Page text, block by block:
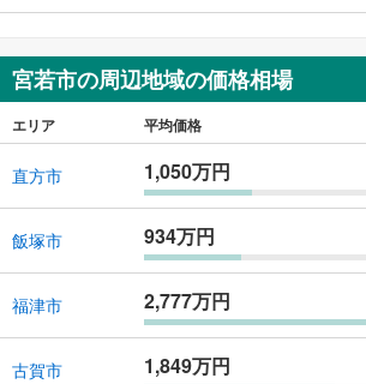
宮若市の周辺地域の価格相場
エリア 平均価格
直方市 1,050万円
飯塚市 934万円
福津市 2,777万円
古賀市 1,849万円